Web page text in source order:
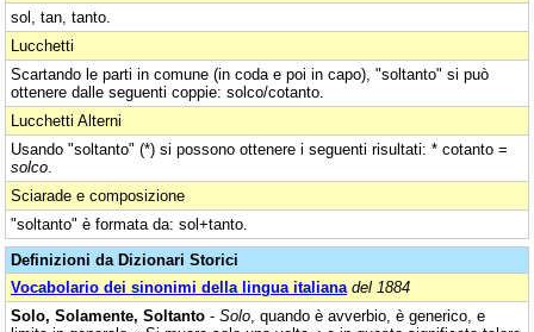
sol, tan, tanto.
Lucchetti
Scartando le parti in comune (in coda e poi in capo), "soltanto" si può
ottenere dalle seguenti coppie: solco/cotanto.
Lucchetti Alterni
Usando "soltanto" (*) si possono ottenere i seguenti risultati: * cotanto =
solco
Sciarade e composizione
"soltanto" è formata da: sol+tanto.
Definizioni da Dizionari Storici
Vocabolario dei sinonimi della lingua italiana del 1884
Solo, Solamente, Soltanto - Solo , quando è avverbio, è generico, e